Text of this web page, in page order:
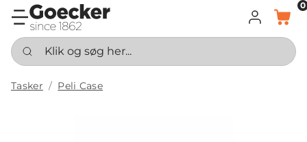
LOG INDKURV
0
Klik og søg her...
Tasker Peli Case